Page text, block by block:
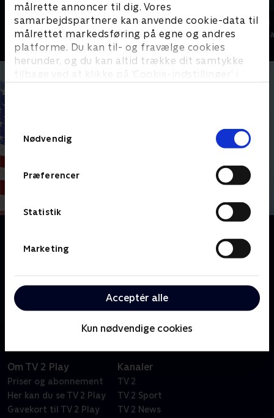
målrette annoncer til dig. Vores
samarbejdspartnere kan anvende cookie-data til
målrettet markedsføring på egne og andres
platforme. Du kan til- og fravælge cookies
herunder, og du kan altid trække dit samtykke
tilbage ved at klikke på ’Cookie-indstillinger’ i
Nødvendig
Præferencer
Statistik
Marketing
Acceptér alle
Kun nødvendige cookies
Tirsdagsanalysen
Nyheder & Magasiner
Presselogen
Nyheder &
Donald Trump er tilbage i Det Hvide Hus. Hver uge
undersøger Miriam Zesler og Poul Erik Skammelsen
retning og plads i verden betyder for amerikanerne
og os andre.
Om TV 2 Play
Priser og abonnement
Her kan du se TV 2 Play
Gavekort til TV 2 Play
Kanaler
TV 2
TV 2 Sport
TV 2 News